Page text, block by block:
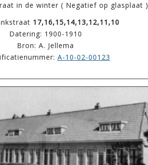
in de winter ( Negatief op glasplaat )
17,16,15,14,13,12,11,10
Datering: 1900-1910
Bron: A. Jellema
A-10-02-00123